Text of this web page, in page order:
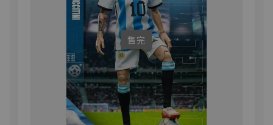
售完